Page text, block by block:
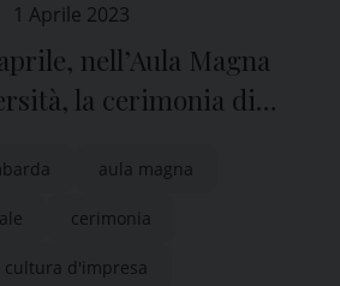
1 Aprile 2023
nell’Aula Magna
la cerimonia di
d’Impresa”
aula magna
cerimonia
cultura d'impresa